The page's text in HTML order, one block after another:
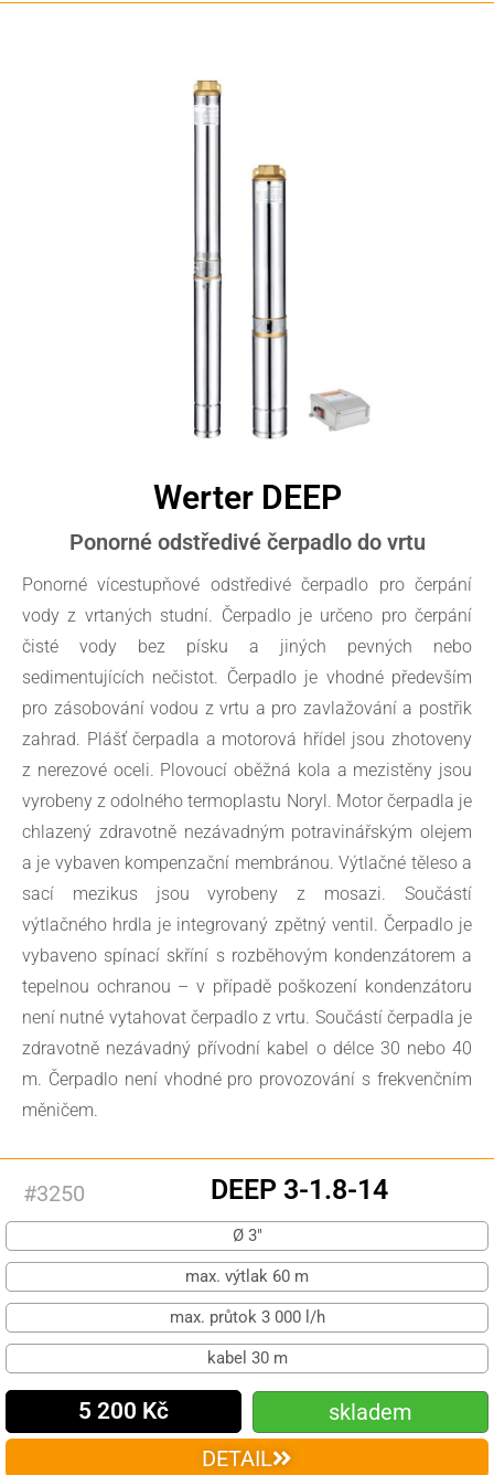
Werter DEEP
Ponorné odstředivé čerpadlo do vrtu
Ponorné vícestupňové odstředivé čerpadlo pro čerpání
vody z vrtaných studní. Čerpadlo je určeno pro čerpání
čisté vody bez písku a jiných pevných nebo
sedimentujících nečistot. Čerpadlo je vhodné především
pro zásobování vodou z vrtu a pro zavlažování a postřik
zahrad. Plášť čerpadla a motorová hřídel jsou zhotoveny
z nerezové oceli. Plovoucí oběžná kola a mezistěny jsou
vyrobeny z odolného termoplastu Noryl. Motor čerpadla je
chlazený zdravotně nezávadným potravinářským olejem
a je vybaven kompenzační membránou. Výtlačné těleso a
sací mezikus jsou vyrobeny z mosazi. Součástí
výtlačného hrdla je integrovaný zpětný ventil. Čerpadlo je
vybaveno spínací skříní s rozběhovým kondenzátorem a
tepelnou ochranou – v případě poškození kondenzátoru
není nutné vytahovat čerpadlo z vrtu. Součástí čerpadla je
zdravotně nezávadný přívodní kabel o délce 30 nebo 40
m. Čerpadlo není vhodné pro provozování s frekvenčním
měničem.
#3250 DEEP 3-1.8-14
Ø 3"
max. výtlak 60 m
max. průtok 3 000 l/h
kabel 30 m
5 200 Kč
skladem
DETAIL